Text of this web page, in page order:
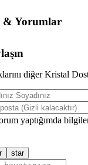
& Yorumlar
diğer Kristal
yaptığımda
star